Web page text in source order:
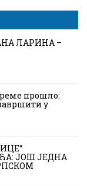
ЛАРИНА –
прошло:
у
ЈОШ ЈЕДНА